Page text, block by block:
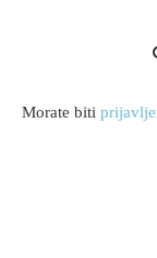
Morate biti